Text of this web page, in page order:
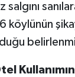
salgını
köylünün